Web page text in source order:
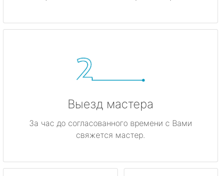
Выезд мастера
За час до согласованного времени с Вами
свяжется мастер.